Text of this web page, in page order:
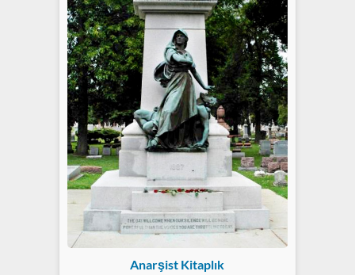
Anarşist Kitaplık